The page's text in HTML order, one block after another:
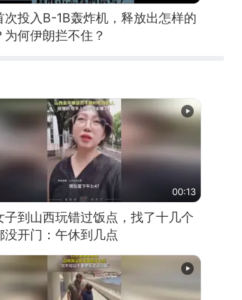
次投入B-1B轰炸机，释放出怎样的
为何伊朗拦不住？
00:13
子到山西玩错过饭点，找了十几个
没开门：午休到几点